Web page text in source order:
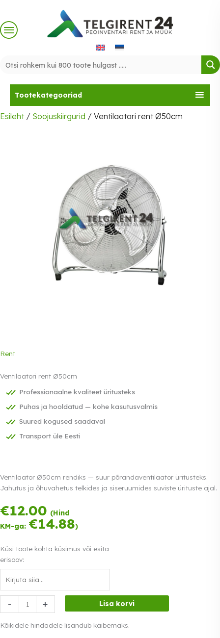
content
Tootekategooriad
Esileht/ Soojuskiirgurid / Ventilaatori rent Ø50cm
Rent
Ventilaatori rent Ø50cm
Professionaalne kvaliteet üritusteks
Puhas ja hooldatud — kohe kasutusvalmis
Suured kogused saadaval
Transport üle Eesti
Ventilaator Ø50cm rendiks — suur põrandaventilaator üritusteks.
Jahutus ja õhuvahetus telkides ja siseruumides suviste ürituste ajal.
€12.00 (Hind
KM-ga: €14.88)
Küsi toote kohta küsimus või esita
erisoov:
-
Ventilaatori
rent
Ø50cm
+ Lisa korvi
Kõikidele hindadele lisandub käibemaks.